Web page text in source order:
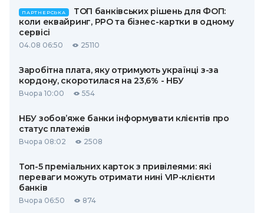
ПАРТНЕРСЬКА
ТОП банківських рішень для ФОП:
коли еквайринг, РРО та бізнес-картки в одному
сервісі
04.08 06:50 25110
Заробітна плата, яку отримують українці з-за
кордону, скоротилася на 23,6% - НБУ
Вчора 10:00 554
НБУ зобов’яже банки інформувати клієнтів про
статус платежів
Вчора 08:02 2508
Топ-5 преміальних карток з привілеями: які
переваги можуть отримати нині VIP-клієнти
банків
Вчора 06:50 874